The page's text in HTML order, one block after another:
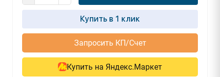
Купить в 1 клик
Запросить КП/Счет
Купить на Яндекс.Маркет